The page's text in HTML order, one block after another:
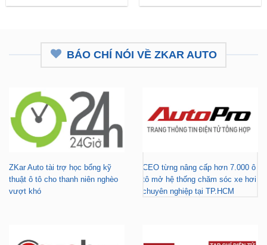
BÁO CHÍ NÓI VỀ ZKAR AUTO
ZKar Auto tài trợ học bổng kỹ
thuật ô tô cho thanh niên nghèo
vượt khó
CEO từng nâng cấp hơn 7.000 ô
tô mở hệ thống chăm sóc xe hơi
chuyên nghiệp tại TP.HCM